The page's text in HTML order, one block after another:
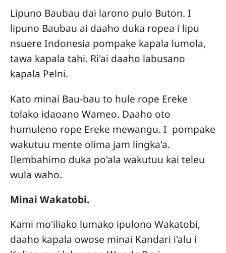
Lipuno Baubau dai larono pulo Buton. I
lipuno Baubau ai daaho duka ropea i lipu
nsuere Indonesia pompake kapala lumola,
tawa kapala tahi. Ri'ai daaho labusano
kapala Pelni.
Kato minai Bau-bau to hule rope Ereke
tolako idaoano Wameo. Daaho oto
humuleno rope Ereke mewangu. I pompake
wakutuu mente olima jam lingka'a.
Ilembahimo duka po'ala wakutuu kai teleu
wula waho.
Minai Wakatobi.
Kami mo'iliako lumako ipulono Wakatobi,
daaho kapala owose minai Kandari i'alu i